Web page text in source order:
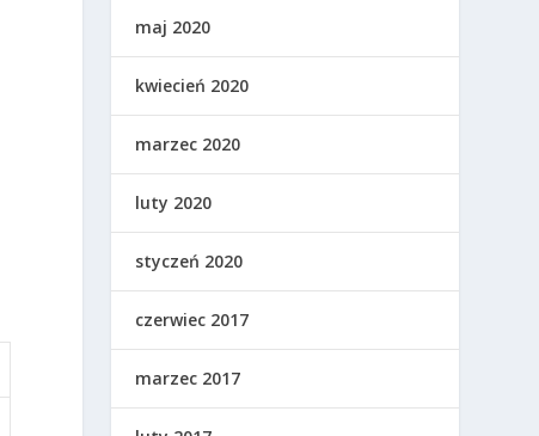
maj 2020
kwiecień 2020
marzec 2020
luty 2020
styczeń 2020
czerwiec 2017
marzec 2017